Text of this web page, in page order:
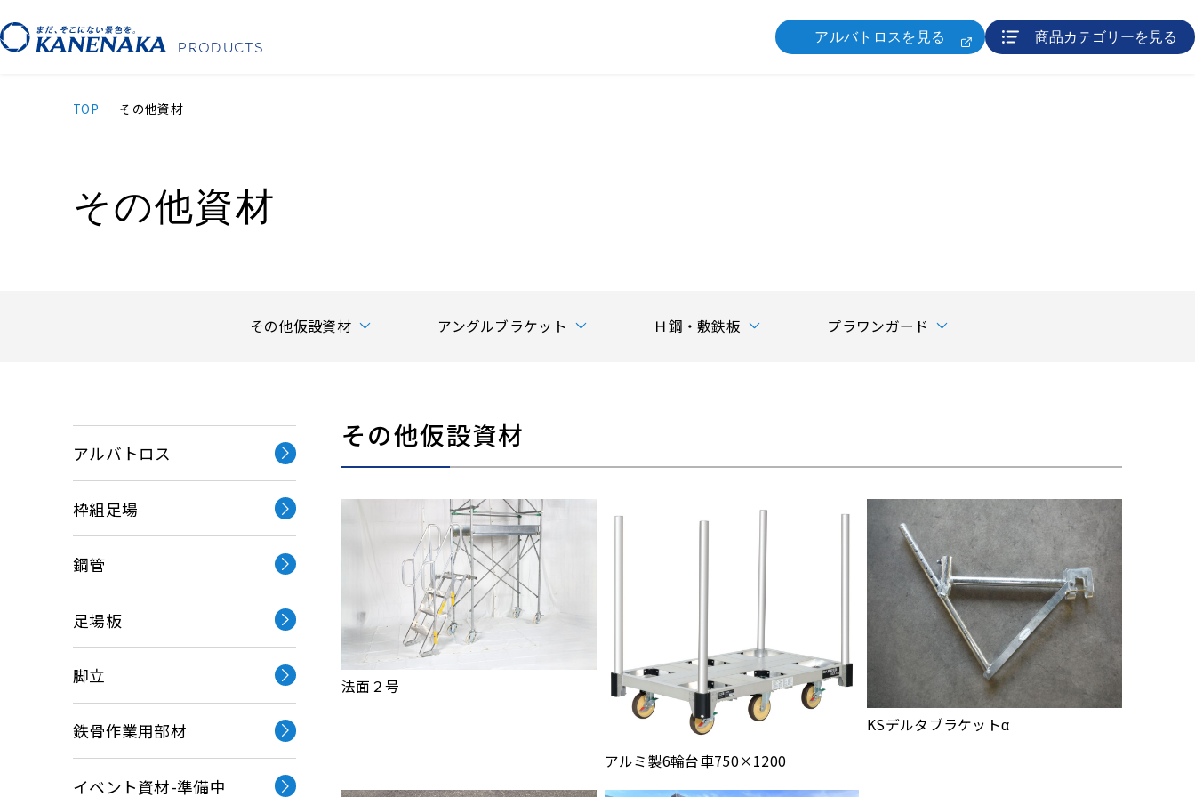
PRODUCTS アルバトロスを見る 商品カテゴリーを見る
TOP その他資材
その他資材
その他仮設資材 アングルブラケット Ｈ鋼・敷鉄板 プラワンガード
その他仮設資材
法面２号
アルミ製6輪台車750×1200
KSデルタブラケットα
アルバトロス
枠組⾜場
鋼管
⾜場板
脚立
鉄⾻作業⽤部材
イベント資材-準備中